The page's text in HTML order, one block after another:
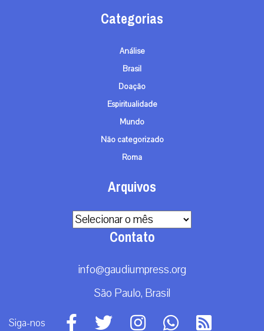
Categorias
Análise
Brasil
Doação
Espiritualidade
Mundo
Não categorizado
Roma
Arquivos
Arquivos
Contato
info@gaudiumpress.org
São Paulo, Brasil
Siga-nos